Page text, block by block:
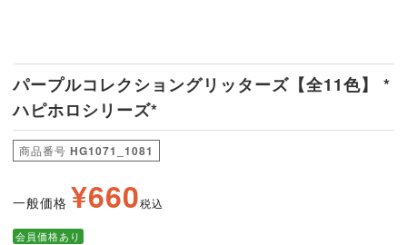
パープルコレクショングリッターズ【全11色】 *
ハピホロシリーズ*
商品番号 HG1071_1081
一般価格 ¥660税込
会員価格あり